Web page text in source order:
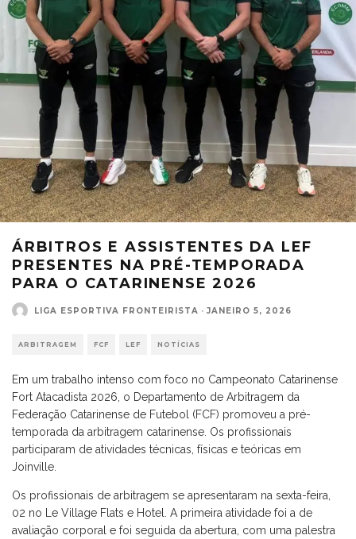
ÁRBITROS E ASSISTENTES DA LEF
PRESENTES NA PRÉ-TEMPORADA
PARA O CATARINENSE 2026
LIGA ESPORTIVA FRONTEIRISTA · JANEIRO 5, 2026
ARBITRAGEM FCF LEF NOTÍCIAS
Em um trabalho intenso com foco no Campeonato Catarinense
Fort Atacadista 2026, o Departamento de Arbitragem da
Federação Catarinense de Futebol (FCF) promoveu a pré-
temporada da arbitragem catarinense. Os profissionais
participaram de atividades técnicas, físicas e teóricas em
Joinville.
Os profissionais de arbitragem se apresentaram na sexta-feira,
02 no Le Village Flats e Hotel. A primeira atividade foi a de
avaliação corporal e foi seguida da abertura, com uma palestra